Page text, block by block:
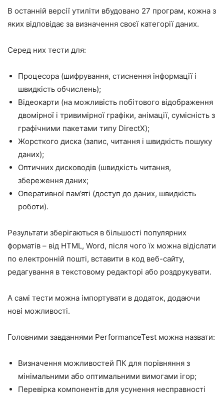
В останній версії утиліти вбудовано 27 програм, кожна з
яких відповідає за визначення своєї категорії даних.
Серед них тести для:
Процесора (шифрування, стиснення інформації і
швидкість обчислень);
Відеокарти (на можливість побітового відображення
двомірної і тривимірної графіки, анімації, сумісність з
графічними пакетами типу DirectX);
Жорсткого диска (запис, читання і швидкість пошуку
даних);
Оптичних дисководів (швидкість читання,
збереження даних;
Оперативної пам’яті (доступ до даних, швидкість
роботи).
Результати зберігаються в більшості популярних
форматів – від HTML, Word, після чого їх можна відіслати
по електронній пошті, вставити в код веб-сайту,
редагування в текстовому редакторі або роздрукувати.
А самі тести можна імпортувати в додаток, додаючи
нові можливості.
Головними завданнями PerformanceTest можна назвати:
Визначення можливостей ПК для порівняння з
мінімальними або оптимальними вимогами ігор;
Перевірка компонентів для усунення несправності